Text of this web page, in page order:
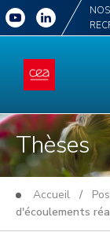
NOS
Thèses
Accueil /
d'écoulements